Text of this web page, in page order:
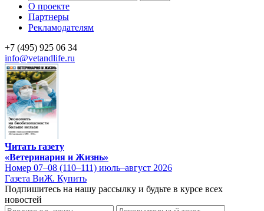
О проекте
Партнеры
Рекламодателям
+7 (495) 925 06 34
info@vetandlife.ru
Читать газету
«Ветеринария и Жизнь»
Номер 07–08 (110–111) июль–август 2026
Газета ВиЖ. Купить
Подпишитесь на нашу рассылку и будьте в курсе всех
новостей